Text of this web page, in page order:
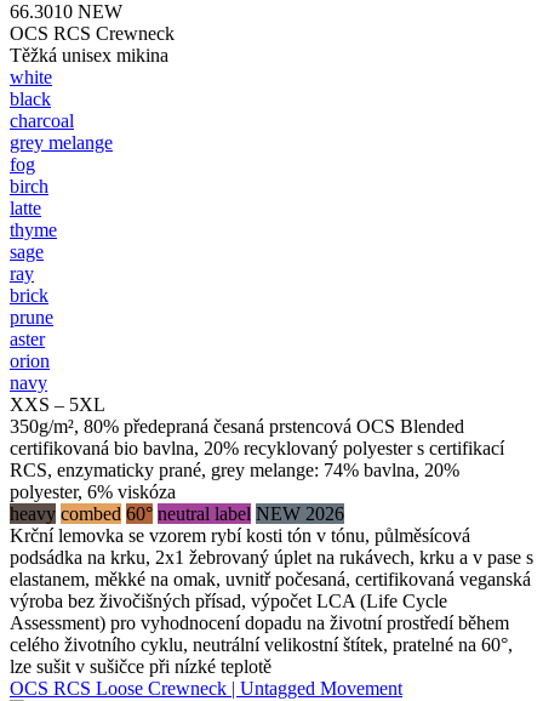
66.3010 NEW
OCS RCS Crewneck
Těžká unisex mikina
white
black
charcoal
grey melange
fog
birch
latte
thyme
sage
ray
brick
prune
aster
orion
navy
XXS – 5XL
350g/m², 80% předepraná česaná prstencová OCS Blended
certifikovaná bio bavlna, 20% recyklovaný polyester s certifikací
RCS, enzymaticky prané, grey melange: 74% bavlna, 20%
polyester, 6% viskóza
heavy combed 60° neutral label NEW 2026
Krční lemovka se vzorem rybí kosti tón v tónu, půlměsícová
podsádka na krku, 2x1 žebrovaný úplet na rukávech, krku a v pase s
elastanem, měkké na omak, uvnitř počesaná, certifikovaná veganská
výroba bez živočišných přísad, výpočet LCA (Life Cycle
Assessment) pro vyhodnocení dopadu na životní prostředí během
celého životního cyklu, neutrální velikostní štítek, pratelné na 60°,
lze sušit v sušičce při nízké teplotě
OCS RCS Loose Crewneck | Untagged Movement